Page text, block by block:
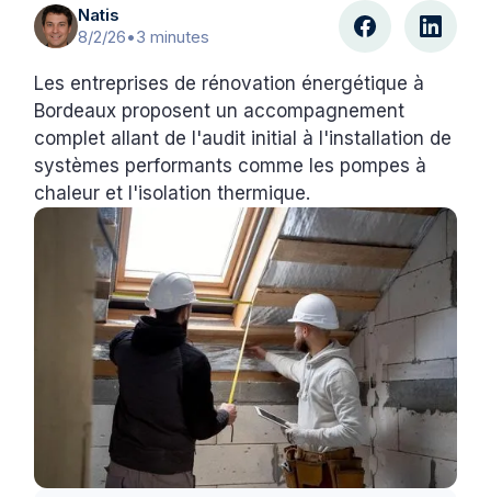
Natis
8/2/26•3 minutes
Les entreprises de rénovation énergétique à
Bordeaux proposent un accompagnement
complet allant de l'audit initial à l'installation de
systèmes performants comme les pompes à
chaleur et l'isolation thermique.